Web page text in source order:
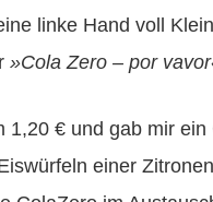
linke Hand voll
»Cola Zero – por
1,20 € und gab mir ein
einer